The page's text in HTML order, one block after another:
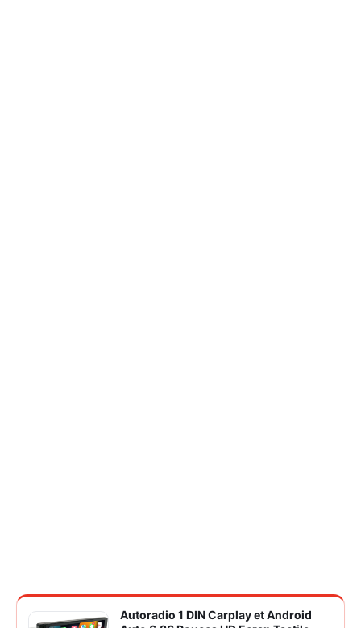
Autoradio 1 DIN Carplay et Android